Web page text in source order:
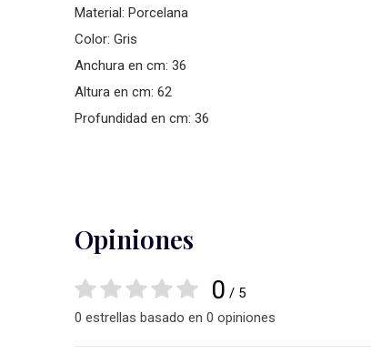
Material: Porcelana
Color: Gris
Anchura en cm: 36
Altura en cm: 62
Profundidad en cm: 36
Opiniones
0 / 5
0 estrellas basado en 0 opiniones